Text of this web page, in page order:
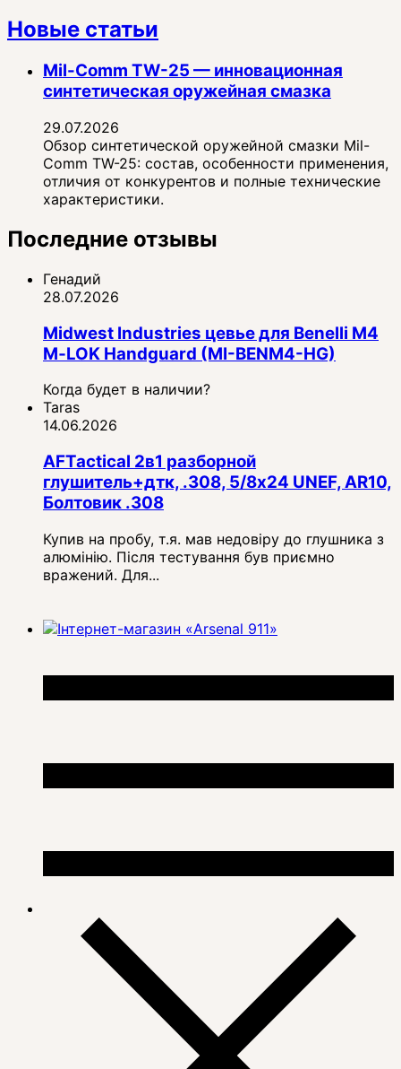
Новые статьи
Mil-Comm TW-25 — инновационная
синтетическая оружейная смазка
29.07.2026
Обзор синтетической оружейной смазки Mil-
Comm TW-25: состав, особенности применения,
отличия от конкурентов и полные технические
характеристики.
Последние отзывы
Генадий
28.07.2026
Midwest Industries цевье для Benelli M4
M‑LOK Handguard (MI-BENM4-HG)
Когда будет в наличии?
Taras
14.06.2026
AFTactical 2в1 разборной
глушитель+дтк, .308, 5/8x24 UNEF, AR10,
Болтовик .308
Купив на пробу, т.я. мав недовіру до глушника з
алюмінію. Після тестування був приємно
вражений. Для...